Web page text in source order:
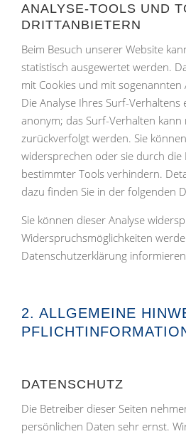
ANALYSE-TOOLS UND
DRITTANBIETERN
Beim Besuch unserer Website
statistisch ausgewertet werden.
mit Cookies und mit sogenannten
Die Analyse Ihres Surf-Verhaltens
anonym; das Surf-Verhalten kann
zurückverfolgt werden. Sie
widersprechen oder sie durch
bestimmter Tools verhindern.
dazu finden Sie in der folgenden
Sie können dieser Analyse
Widerspruchsmöglichkeiten
Datenschutzerklärung
2. ALLGEMEINE
DATENSCHUTZ
Die Betreiber dieser Seiten
persönlichen Daten sehr ernst.